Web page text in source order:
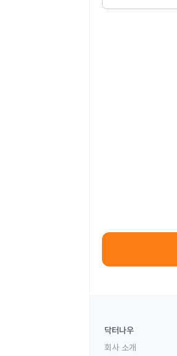
닥터나우
회사 소개